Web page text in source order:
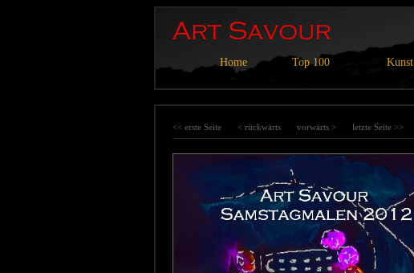
Home Top 100 Kunst
<< erste Seite < rückwärts vorwärts > letzte Seite >>